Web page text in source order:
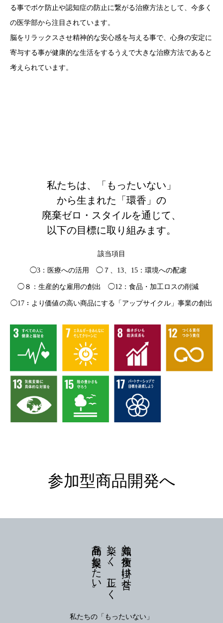
る事でボケ防止や認知症の防止に繋がる治療方法として、今多く
の医学部から注目されています。
脳をリラックスさせ精神的な安心感を与える事で、心身の安定に
寄与する事が健康的な生活をするうえで大きな治療方法であると
考えられています。
私たちは、「もったいない」
から生まれた「環香」の
廃棄ゼロ・スタイルを通じて、
以下の目標に取り組みます。
該当項目
◯3：医療への活用 ◯７、13、15：環境への配慮
◯８：生産的な雇用の創出 ◯12：食品・加工ロスの削減
◯17：より価値の高い商品にする「アップサイクル」事業の創出
参加型商品開発へ
知識と技術を掛け合せ
楽しく、正しく
商品を提案したい。
私たちの「もったいない」